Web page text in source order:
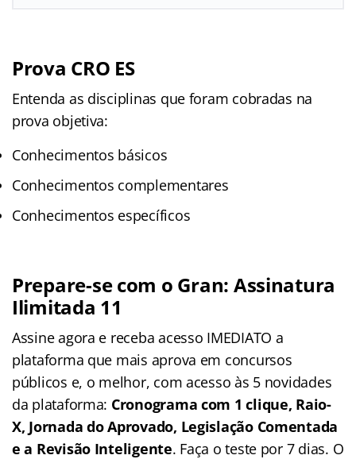
Prova CRO ES
Entenda as disciplinas que foram cobradas na
prova objetiva:
Conhecimentos básicos
Conhecimentos complementares
Conhecimentos específicos
Prepare-se com o Gran: Assinatura
Ilimitada 11
Assine agora e receba acesso IMEDIATO a
plataforma que mais aprova em concursos
públicos e, o melhor, com acesso às 5 novidades
da plataforma: Cronograma com 1 clique, Raio-
X, Jornada do Aprovado, Legislação Comentada
e a Revisão Inteligente. Faça o teste por 7 dias. O